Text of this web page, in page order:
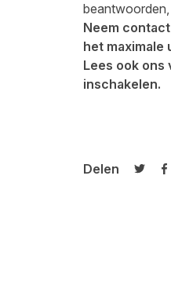
Neem
het maximale
Lees ook ons
inschakelen.
Delen